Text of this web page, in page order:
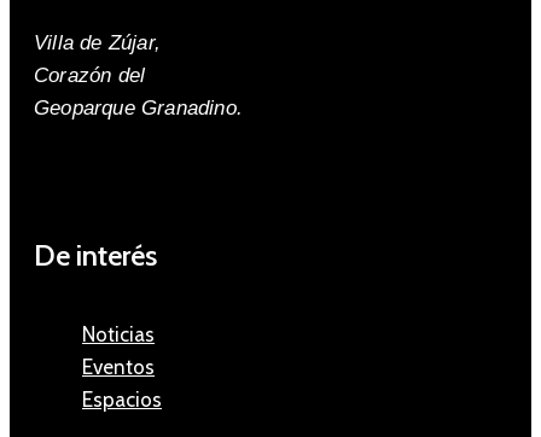
Villa de Zújar,
Corazón del
Geoparque Granadino.
De interés
Noticias
Eventos
Espacios